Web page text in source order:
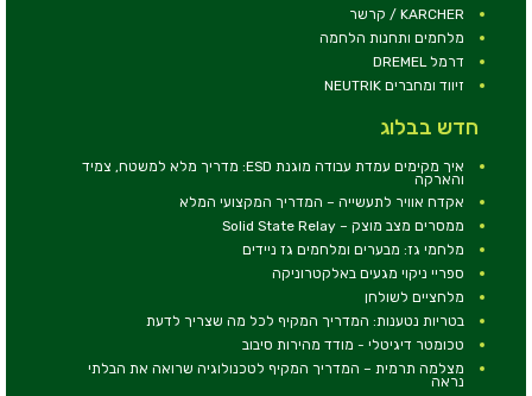
KARCHER / קרשר
מלחמים ותחנות הלחמה
דרמל DREMEL
זיווד ומחברים NEUTRIK
חדש בבלוג
איך מקימים עמדת עבודה מוגנת ESD: מדריך מלא למשטח, צמיד
והארקה
אקדח אוויר לתעשייה – המדריך המקצועי המלא
ממסרים מצב מוצק – Solid State Relay
מלחמי גז: מבערים ומלחמים גז ניידים
ספריי ניקוי מגעים באלקטרוניקה
מלחציים לשולחן
בטריות נטענות: המדריך המקיף לכל מה שצריך לדעת
טכומטר דיגיטלי - מודד מהירות סיבוב
מצלמה תרמית – המדריך המקיף לטכנולוגיה שרואה את הבלתי
נראה